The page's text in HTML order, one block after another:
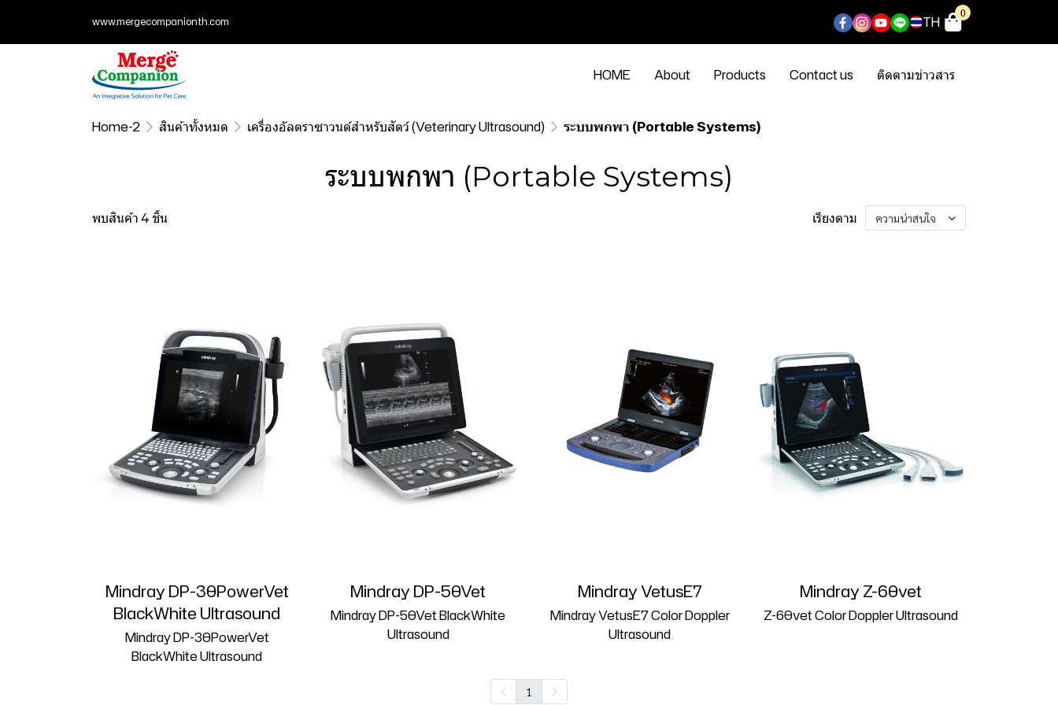
www.mergecompanionth.com TH
0
HOME About Products Contact us ติดตามข่าวสาร
Home-2 สินค้าทั้งหมด เครื่องอัลตราซาวนด์สำหรับสัตว์ (Veterinary Ultrasound) ระบบพกพา (Portable Systems)
ระบบพกพา (Portable Systems)
พบสินค้า 4 ชิ้น เรียงตาม ความน่าสนใจ
Mindray DP-30PowerVet
BlackWhite Ultrasound
Mindray DP-30PowerVet
BlackWhite Ultrasound
Mindray DP-50Vet
Mindray DP-50Vet BlackWhite
Ultrasound
Mindray VetusE7
Mindray VetusE7 Color Doppler
Ultrasound
Mindray Z-60vet
Z-60vet Color Doppler Ultrasound
1